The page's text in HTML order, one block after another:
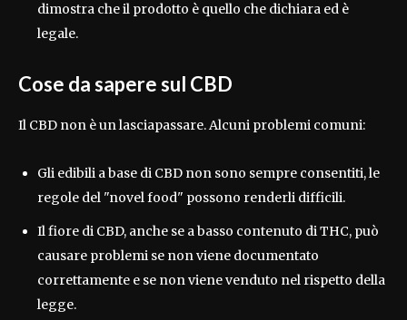
dimostra che il prodotto è quello che dichiara ed è
legale.
Cose da sapere sul CBD
Il CBD non è un lasciapassare. Alcuni problemi comuni:
Gli edibili a base di CBD non sono sempre consentiti, le
regole del "novel food" possono renderli difficili.
Il fiore di CBD, anche se a basso contenuto di THC, può
causare problemi se non viene documentato
correttamente e se non viene venduto nel rispetto della
legge.